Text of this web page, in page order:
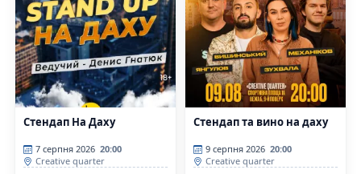
Стендап На Даху
7 серпня 2026 20:00
Creative quarter
Стендап та вино на даху
9 серпня 2026 20:00
Creative quarter